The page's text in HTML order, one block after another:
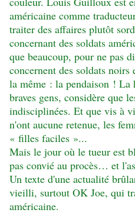
américaine comme
traiter des affaires plutôt
concernant des soldats
que beaucoup, pour ne pas
concernent des soldats
la même : la pendaison ! La
braves gens, considère que
indisciplinées. Et que vis à
n'ont aucune retenue, les
« filles faciles »...
Mais le jour où le tueur est
pas convié au procès… et
Un texte d'une actualité
vieilli, surtout OK Joe, qui
américaine.